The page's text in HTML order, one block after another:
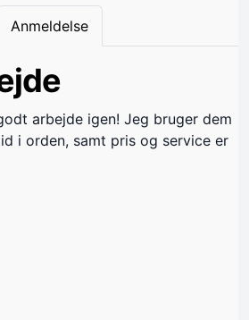
Anmeldelse
arbejde igen! Jeg bruger dem
i orden, samt pris og service er